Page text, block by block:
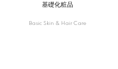
基礎化粧品
Basic Skin & Hair Care